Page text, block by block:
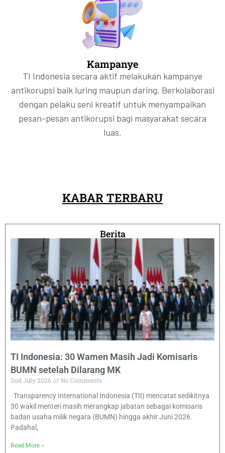
Kampanye
TI Indonesia secara aktif melakukan kampanye
antikorupsi baik luring maupun daring. Berkolaborasi
dengan pelaku seni kreatif untuk menyampaikan
pesan-pesan antikorupsi bagi masyarakat secara
luas.
KABAR TERBARU
Berita
TI Indonesia: 30 Wamen Masih Jadi Komisaris
BUMN setelah Dilarang MK
2nd July 2026
No Comments
Transparency International Indonesia (TII) mencatat sedikitnya
30 wakil menteri masih merangkap jabatan sebagai komisaris
badan usaha milik negara (BUMN) hingga akhir Juni 2026.
Padahal,
Read More »